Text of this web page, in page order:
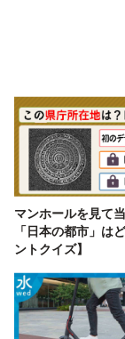
マンホールを見て
「日本の都市」は
ントクイズ】